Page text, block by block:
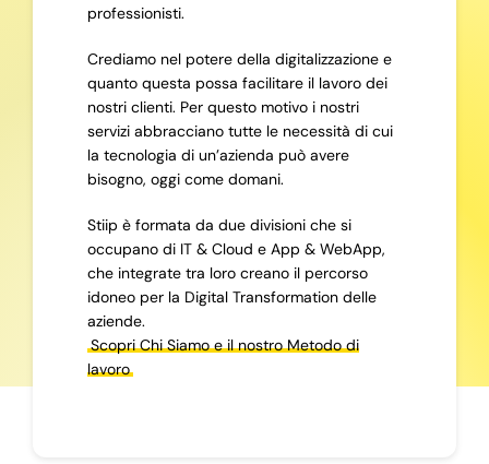
professionisti.
Crediamo nel potere della digitalizzazione e
quanto questa possa facilitare il lavoro dei
nostri clienti. Per questo motivo i nostri
servizi abbracciano tutte le necessità di cui
la tecnologia di un’azienda può avere
bisogno, oggi come domani.
Stiip è formata da due divisioni che si
occupano di IT & Cloud e App & WebApp,
che integrate tra loro creano il percorso
idoneo per la Digital Transformation delle
aziende.
Scopri Chi Siamo e il nostro Metodo di
lavoro